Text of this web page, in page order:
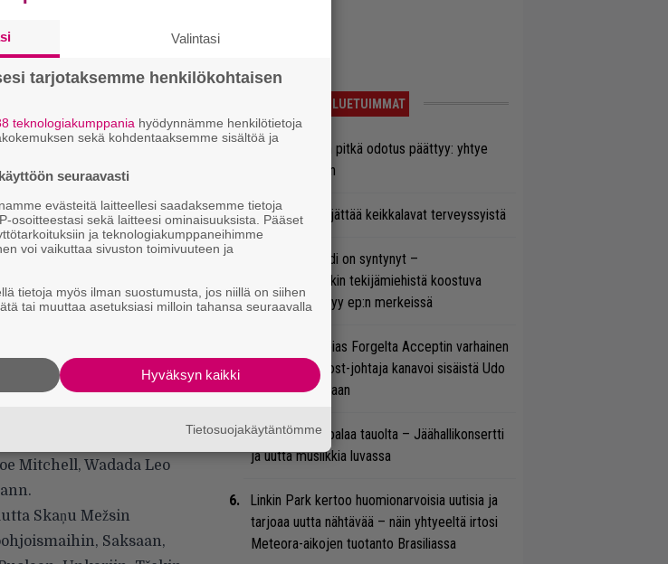
Festivaali on rikas
Yllätyksellisyys
etsivää musiikkia
punkiin.
löytyvätkin muun
Mitchell, Wadada Leo
Skaņu Mežsin
Saksaan,
LUETUIMMAT
Weezer-fanien pitkä odotus päättyy: yhtye
tulee Suomeen
Glenn Hughes jättää keikkalavat terveyssyistä
Uusi superbändi on syntynyt –
Vaihtoehtorockin tekijämiehistä koostuva
ryhmä esittäytyy ep:n merkeissä
Näin sujuu Tobias Forgelta Acceptin varhainen
tuotanto – Ghost-johtaja kanavoi sisäistä Udo
Dirkschneideriaan
Blind Channel palaa tauolta – Jäähallikonsertti
ja uutta musiikkia luvassa
Linkin Park kertoo huomionarvoisia uutisia ja
tarjoaa uutta nähtävää – näin yhtyeeltä irtosi
Meteora-aikojen tuotanto Brasiliassa
Valintasi
tarjotaksemme henkilökohtaisen
teknologiakumppania hyödynnämme henkilötietoja
sekä kohdentaaksemme sisältöä ja
seuraavasti
evästeitä laitteellesi saadaksemme tietoja
osoitteestasi sekä laitteesi ominaisuuksista. Pääset
ja teknologiakumppaneihimme
voi vaikuttaa sivuston toimivuuteen ja
tietoja myös ilman suostumusta, jos niillä on siihen
tai muuttaa asetuksiasi milloin tahansa seuraavalla
Hyväksyn kaikki
Tietosuojakäytäntömme